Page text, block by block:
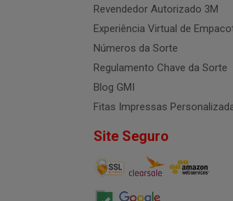
Revendedor Autorizado 3M
Experiência Virtual de
Números da Sorte
Regulamento Chave da Sorte
Blog GMI
Fitas Impressas
Site Seguro